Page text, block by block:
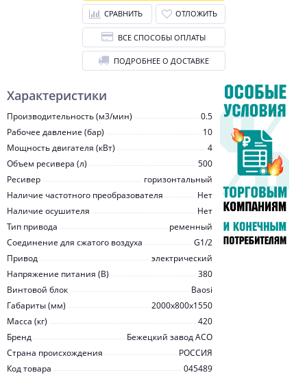
Характеристики
Производительность (м3/мин)
0.5
Рабочее давление (бар)
10
Мощность двигателя (кВт)
4
Объем ресивера (л)
500
Ресивер
горизонтальный
Наличие частотного преобразователя
Нет
Наличие осушителя
Нет
Тип привода
ременный
Соединение для сжатого воздуха
G1/2
Привод
электрический
Напряжение питания (В)
380
Винтовой блок
Baosi
Габариты (мм)
2000x800x1550
Масса (кг)
420
Бренд
Бежецкий завод АСО
Страна происхождения
РОССИЯ
Код товара
045489
СРАВНИТЬ ОТЛОЖИТЬ
ВСЕ СПОСОБЫ ОПЛАТЫ
ПОДРОБНЕЕ О ДОСТАВКЕ